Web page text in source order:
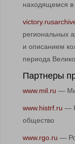
находящемся в
региональных
и описанием
периода
Партнеры
www.mil.ru —
www.histrf.ru —
общество
www.rgo.ru —